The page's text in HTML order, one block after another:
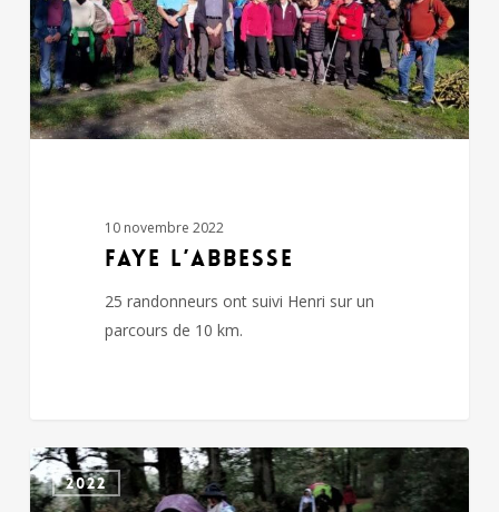
10 novembre 2022
FAYE L’ABBESSE
25 randonneurs ont suivi Henri sur un
parcours de 10 km.
CHICHE
2022